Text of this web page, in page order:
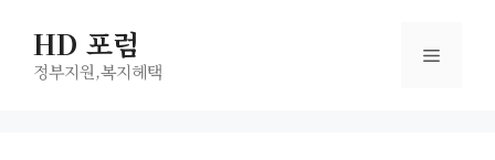
HD 포럼
정부지원,복지헤택
메